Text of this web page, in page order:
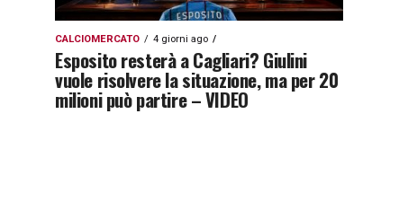
CALCIOMERCATO 4 giorni ago
Esposito resterà a Cagliari? Giulini
vuole risolvere la situazione, ma per 20
milioni può partire – VIDEO